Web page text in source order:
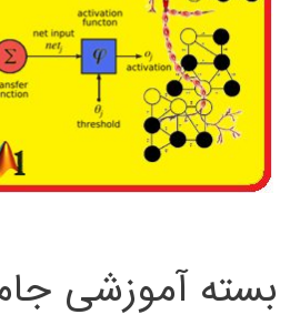
بسته آموزشی